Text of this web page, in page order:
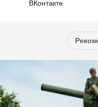
ВКонтакте